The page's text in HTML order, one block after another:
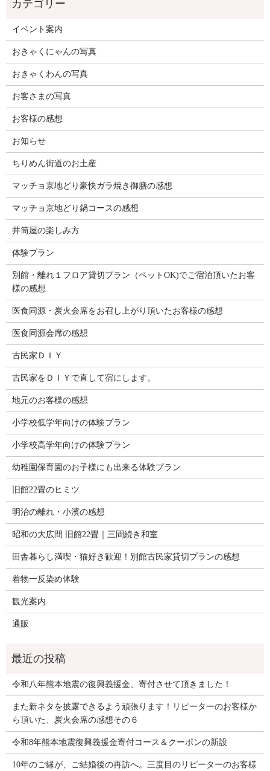
イベント案内
おきゃくにゃんの写真
おきゃくわんの写真
お客さまの写真
お客様の感想
お知らせ
ちりめん街道のお土産
マッチョ京地どり豪快ガラ焼き御膳の感想
マッチョ京地どり鍋コースの感想
井筒屋の楽しみ方
体験プラン
別館・離れ１フロア貸切プラン（ペットOK)でご宿泊頂いたお客
様の感想
医食同源・炭火会席をお召し上がり頂いたお客様の感想
医食同源会席の感想
古民家ＤＩＹ
古民家をＤＩＹで直して宿にします。
地元のお客様の感想
小学校低学年向けの体験プラン
小学校高学年向けの体験プラン
幼稚園保育園のお子様にも出来る体験プラン
旧館22畳のヒミツ
明治の離れ・小濱の感想
昭和の大広間 旧館22畳｜三間続き和室
田舎暮らし満喫・猫好き歓迎！別館古民家貸切プランの感想
着物一反染め体験
観光案内
通販
令和八年熊本地震の復興義援金、寄付させて頂きました！
また新ネタを披露できるよう頑張ります！リピーターのお客様か
ら頂いた、炭火会席の感想その６
令和8年熊本地震復興義援金寄付コース＆クーポンの新設
10年のご縁が、ご結婚後の再訪へ。三度目のリピーターのお客様